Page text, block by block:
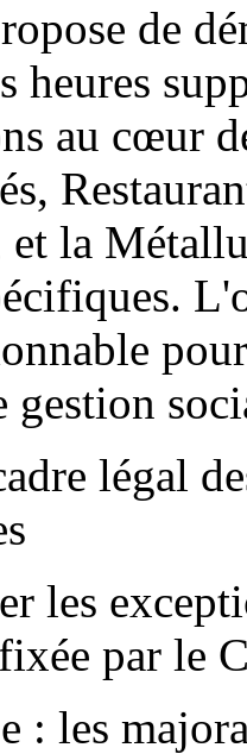
de
heures
au cœur
la
légal
les
par le
: les